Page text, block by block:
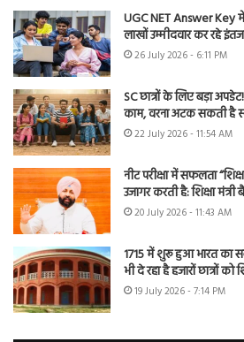
UGC NET Answer Key
लाखों उम्मीदवार कर रहे
26 July 2026 - 6:11 PM
SC छात्रों के लिए बड़ा
काम, वरना अटक सकती है
22 July 2026 - 11:54 AM
नीट परीक्षा में सफलता
उजागर करती है: शिक्षा मंत्री
20 July 2026 - 11:43 AM
1715 में शुरू हुआ भारत का
भी दे रहा है हजारों छात्रों को
19 July 2026 - 7:14 PM